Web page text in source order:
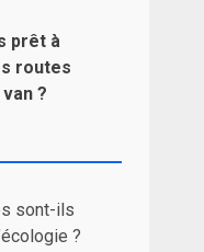
prêt à
routes
?
sont-ils
?